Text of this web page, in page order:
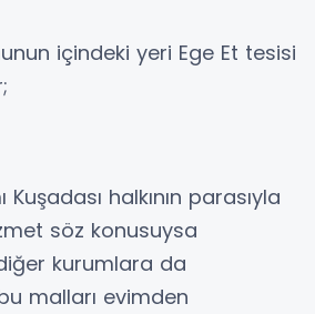
içindeki yeri Ege Et tesisi
Kuşadası halkının parasıyla
söz konusuysa
kurumlara da
bu malları evimden